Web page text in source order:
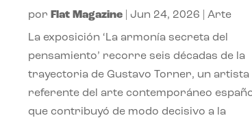
por Flat Magazine| Jun 24, 2026 Arte
La exposición ‘La armonía secreta del
pensamiento’ recorre seis décadas de la
trayectoria de Gustavo Torner, un artista
referente del arte contemporáneo
que contribuyó de modo decisivo a la